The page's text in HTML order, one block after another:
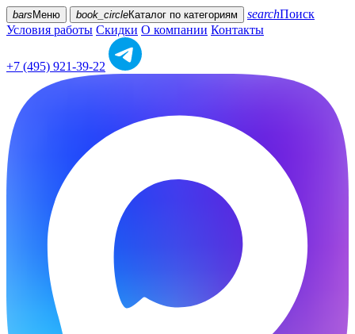
bars Меню book_circleКаталог по категориям searchПоиск
Условия работы Скидки О компании Контакты
+7 (495) 921-39-22